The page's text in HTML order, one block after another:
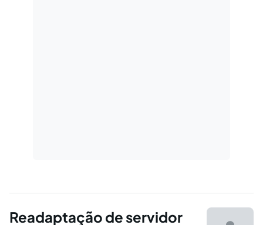
Readaptação de servidor